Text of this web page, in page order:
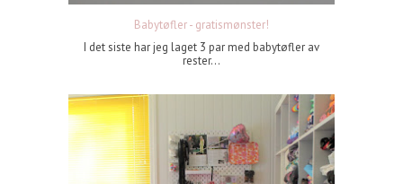
Babytøfler - gratismønster!
I det siste har jeg laget 3 par med babytøfler av
rester...